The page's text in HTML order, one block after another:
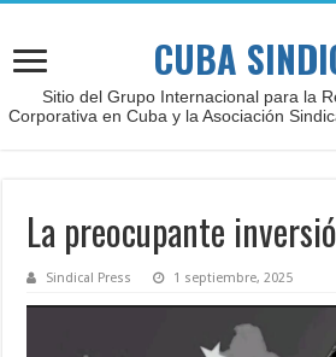
CUBA
Sitio del Grupo Internacional para la
Corporativa en Cuba y la Asociación
La preocupante
Sindical Press 1 septiembre, 2025